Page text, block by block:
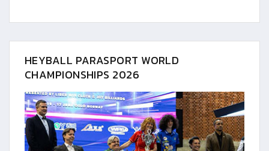
HEYBALL PARASPORT WORLD
CHAMPIONSHIPS 2026